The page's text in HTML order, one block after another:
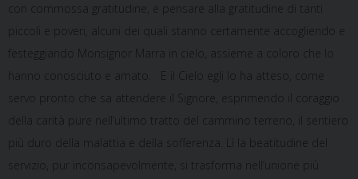
con commossa gratitudine, e pensare alla gratitudine di tanti
piccoli e poveri, alcuni dei quali stanno certamente accogliendo e
festeggiando Monsignor Marra in cielo, assieme a coloro che lo
hanno conosciuto e amato. E il Cielo egli lo ha atteso, come
servo pronto che sa attendere il Signore, esprimendo il coraggio
della carità pure nell’ultimo tratto del cammino terreno, il sentiero
più duro della malattia e della sofferenza. Lì la beatitudine del
servizio, pur inconsapevolmente, si trasforma nell’unione più